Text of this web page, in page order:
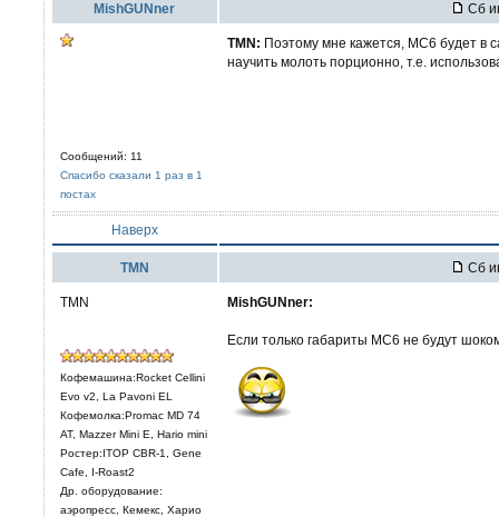
MishGUNner Сб
Сообщений: 11
Спасибо сказали 1 раз в 1
постах
TMN: Поэтому мне кажется, MC6 будет в
научить молоть порционно, т.е.
Наверх
TMN Сб
TMN
Кофемашина:Rocket Cellini
Evo v2, La Pavoni EL
Кофемолка:Promac MD 74
AT, Mazzer Mini E, Hario mini
Ростер:ITOP CBR-1, Gene
Cafe, I-Roast2
Др. оборудование:
аэропресс, Кемекс, Харио
MishGUNner:
Если только габариты МС6 не будут